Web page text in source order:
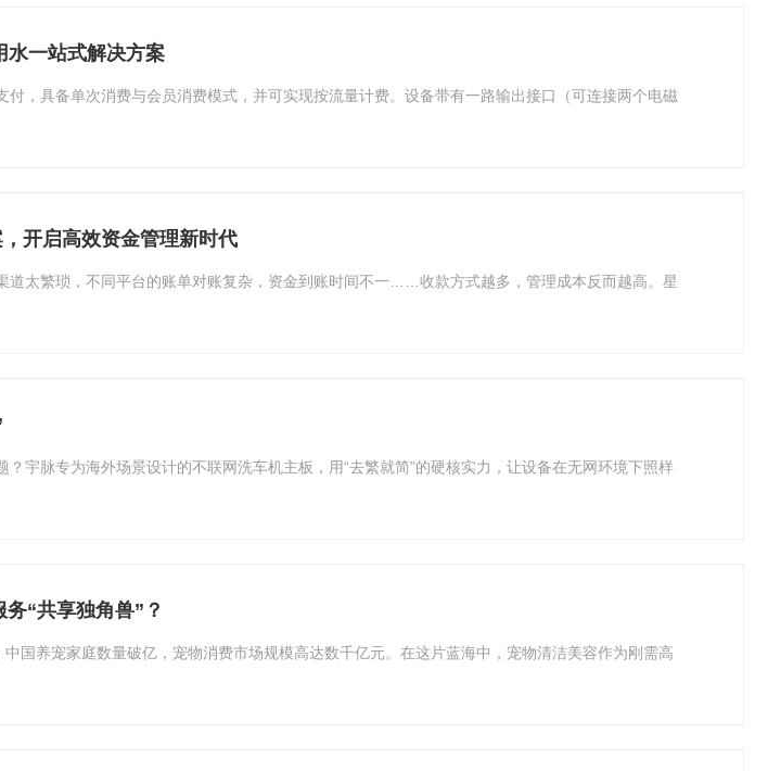
水一站式解决方案
，具备单次消费与会员消费模式，并可实现按流量计费。设备带有一路输出接口（可连接两个电磁
开启高效资金管理新时代
道太繁琐，不同平台的账单对账复杂，资金到账时间不一……收款方式越多，管理成本反而越高。星
宇脉专为海外场景设计的不联网洗车机主板，用“去繁就简”的硬核实力，让设备在无网环境下照样
“共享独角兽”？
国养宠家庭数量破亿，宠物消费市场规模高达数千亿元。在这片蓝海中，宠物清洁美容作为刚需高